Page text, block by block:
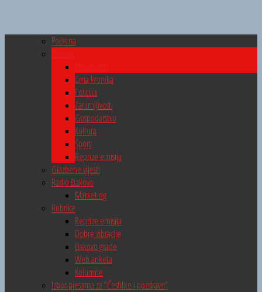
Početna
Crna kronika
Politika
Zanimljivosti
Gospodarstvo
Kultura
Šport
Reprize emisija
Glazbene vijesti
Radio Đakovo
Marketing
Rubrike
Reprize emisija
Dobre vibracije
Đakovo grade
Web anketa
Kolumne
Izbor pjesama za “Čestitke i pozdrave”